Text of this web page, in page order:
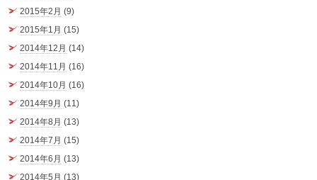
2015年2月 (9)
2015年1月 (15)
2014年12月 (14)
2014年11月 (16)
2014年10月 (16)
2014年9月 (11)
2014年8月 (13)
2014年7月 (15)
2014年6月 (13)
2014年5月 (13)